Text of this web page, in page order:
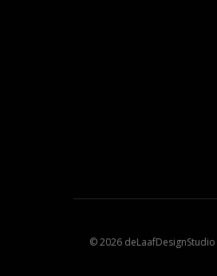
© 2026 deLaafDesignStudio